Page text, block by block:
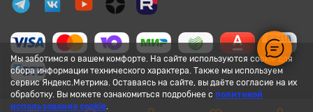
Мы заботимся о вашем комфорте. На сайте используются cookie для
сбора информации технического характера. Также мы используем
сервис Яндекс.Метрика. Оставаясь на сайте, вы даёте согласие на их
обработку. Вы можете ознакомиться подробнее с политикой
использования cookie.